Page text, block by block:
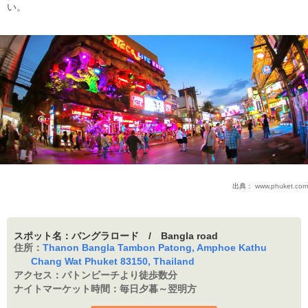
い。
出典： www.phuket.com
スポット名：バングラロード / Bangla road
住所： Thanon Bangla Tambon Patong, Amphoe Kathu
Chang Wat Phuket 83150, Thailand
アクセス： パトンビーチより徒歩数分
ナイトマーケット時間： 毎日夕暮～翌明方